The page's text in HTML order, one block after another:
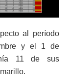
al período
y el 1 de
11 de sus